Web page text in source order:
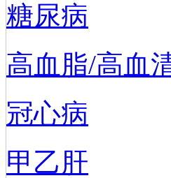
糖尿病
高血脂/高血
冠心病
甲乙肝